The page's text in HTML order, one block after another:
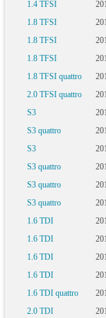
1.4 TFSI
1.8 TFSI
1.8 TFSI
1.8 TFSI
1.8 TFSI quattro
2.0 TFSI quattro
S3
S3 quattro
S3
S3 quattro
S3 quattro
S3 quattro
1.6 TDI
1.6 TDI
1.6 TDI
1.6 TDI
1.6 TDI quattro
2.0 TDI